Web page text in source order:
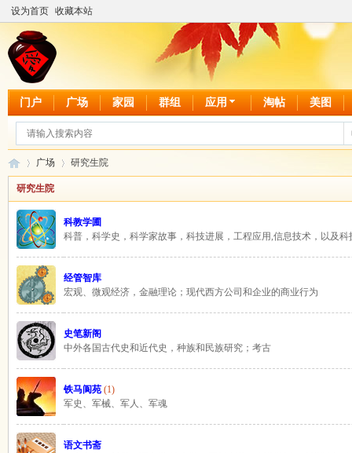
设为首页 收藏本站
门户 广场 家园 群组 应用 淘帖 美图
爱
吱
»
广场 研究生院
研究生院
科教学圃
科普，科学史，科学家故事，科技进展，工程应用,信息技术，以及
经管智库
宏观、微观经济，金融理论；现代西方公司和企业的商业行为
史笔新阁
中外各国古代史和近代史，种族和民族研究；考古
铁马阆苑 (1)
军史、军械、军人、军魂
语文书斋